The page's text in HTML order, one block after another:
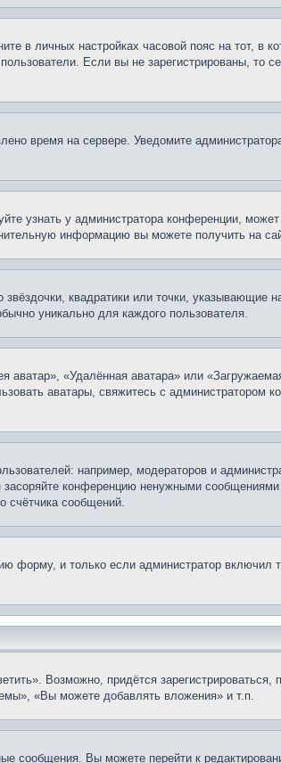
в личных настройках часовой пояс на тот, в
Если вы не зарегистрированы, то
время на сервере. Уведомите
узнать у администратора конференции,
информацию вы можете получить на
квадратики или точки, указывающие
уникально для каждого пользователя.
аватар», «Удалённая аватара» или
аватары, свяжитесь с администратором
например, модераторов и
конференцию ненужными сообщениями
счётчика сообщений.
форму, и только если администратор включил
Возможно, придётся зарегистрироваться,
«Вы можете добавлять вложения» и т.п.
сообщения. Вы можете перейти к